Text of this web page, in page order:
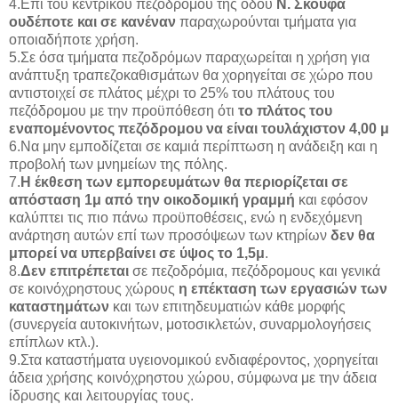
4.Επί του κεντρικού πεζόδρομου της οδού Ν. Σκουφά
ουδέποτε και σε κανέναν παραχωρούνται τμήματα για
οποιαδήποτε χρήση.
5.Σε όσα τμήματα πεζοδρόμων παραχωρείται η χρήση για
ανάπτυξη τραπεζοκαθισμάτων θα χορηγείται σε χώρο που
αντιστοιχεί σε πλάτος μέχρι το 25% του πλάτους του
πεζόδρομου με την προϋπόθεση ότι το πλάτος του
εναπομένοντος πεζόδρομου να είναι τουλάχιστον 4,00 μ
6.Να μην εμποδίζεται σε καμιά περίπτωση η ανάδειξη και η
προβολή των μνημείων της πόλης.
7. Η έκθεση των εμπορευμάτων θα περιορίζεται σε
απόσταση 1μ από την οικοδομική γραμμή και εφόσον
καλύπτει τις πιο πάνω προϋποθέσεις, ενώ η ενδεχόμενη
ανάρτηση αυτών επί των προσόψεων των κτηρίων δεν θα
μπορεί να υπερβαίνει σε ύψος το 1,5μ.
8.Δεν επιτρέπεται σε πεζοδρόμια, πεζόδρομους και γενικά
σε κοινόχρηστους χώρους η επέκταση των εργασιών των
καταστημάτων και των επιτηδευματιών κάθε μορφής
(συνεργεία αυτοκινήτων, μοτοσικλετών, συναρμολογήσεις
επίπλων κτλ.).
9.Στα καταστήματα υγειονομικού ενδιαφέροντος, χορηγείται
άδεια χρήσης κοινόχρηστου χώρου, σύμφωνα με την άδεια
ίδρυσης και λειτουργίας τους.